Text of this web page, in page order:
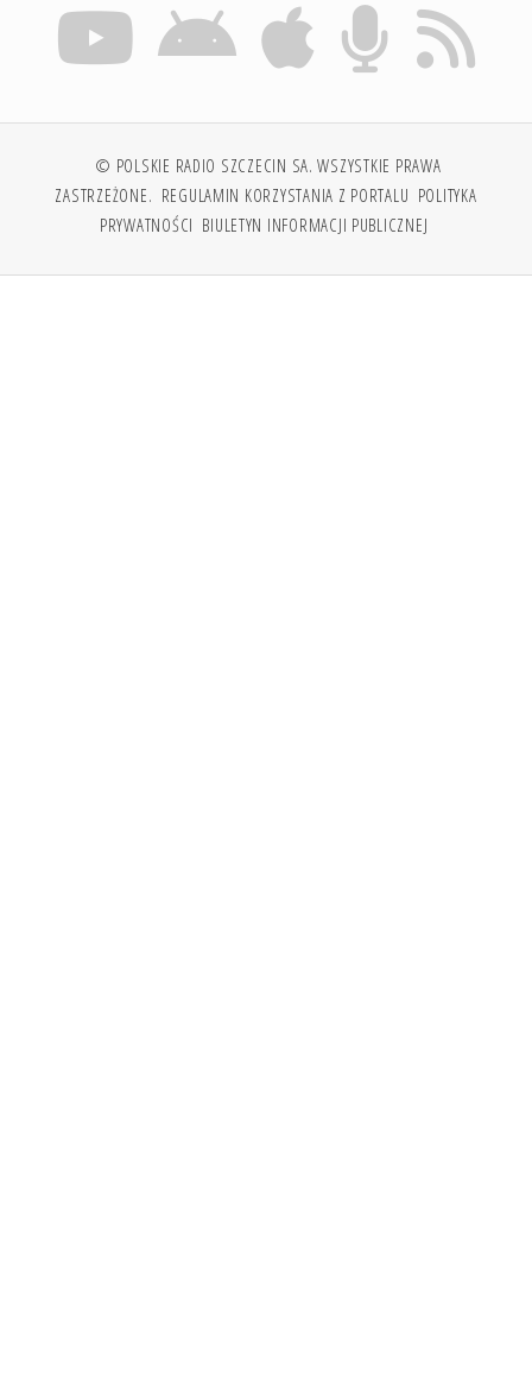
© POLSKIE RADIO SZCZECIN SA. WSZYSTKIE PRAWA
ZASTRZEŻONE. REGULAMIN KORZYSTANIA Z PORTALU POLITYKA
PRYWATNOŚCI BIULETYN INFORMACJI PUBLICZNEJ